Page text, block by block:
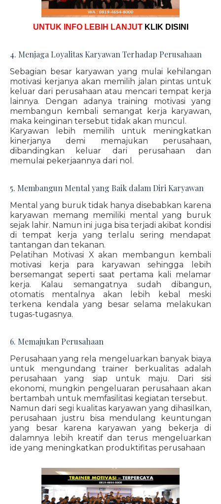
UNTUK INFO LEBIH LANJUT KLIK DISINI
4. Menjaga Loyalitas Karyawan Terhadap Perusahaan
Sebagian besar karyawan yang mulai kehilangan
motivasi kerjanya akan memilih jalan pintas untuk
keluar dari perusahaan atau mencari tempat kerja
lainnya. Dengan adanya training motivasi yang
membangun kembali semangat kerja karyawan,
maka keinginan tersebut tidak akan muncul.
Karyawan lebih memilih untuk meningkatkan
kinerjanya demi memajukan perusahaan,
dibandingkan keluar dari perusahaan dan
memulai pekerjaannya dari nol.
5. Membangun Mental yang Baik dalam Diri Karyawan
Mental yang buruk tidak hanya disebabkan karena
karyawan memang memiliki mental yang buruk
sejak lahir. Namun ini juga bisa terjadi akibat kondisi
di tempat kerja yang terlalu sering mendapat
tantangan dan tekanan.
Pelatihan Motivasi X akan membangun kembali
motivasi kerja para karyawan sehingga lebih
bersemangat seperti saat pertama kali melamar
kerja. Kalau semangatnya sudah dibangun,
otomatis mentalnya akan lebih kebal meski
terkena kendala yang besar selama melakukan
tugas-tugasnya.
6. Memajukan Perusahaan
Perusahaan yang rela mengeluarkan banyak biaya
untuk mengundang trainer berkualitas adalah
perusahaan yang siap untuk maju. Dari sisi
ekonomi, mungkin pengeluaran perusahaan akan
bertambah untuk memfasilitasi kegiatan tersebut.
Namun dari segi kualitas karyawan yang dihasilkan,
perusahaan justru bisa mendulang keuntungan
yang besar karena karyawan yang bekerja di
dalamnya lebih kreatif dan terus mengeluarkan
ide yang meningkatkan produktifitas perusahaan